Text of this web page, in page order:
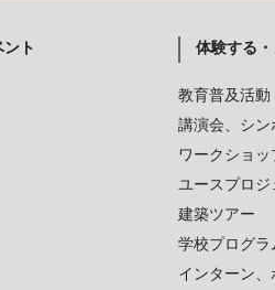
ント 体験する
教育普及活動
講演会、シン
ワークショッ
ユースプロジ
建築ツアー
学校プログラ
インターン